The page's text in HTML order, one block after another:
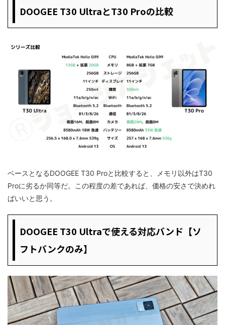
DOOGEE T30 UltraとT30 Proの比較
ベースとなるDOOGEE T30 Proと比較すると、メモリ以外はT30
Proに劣るか同等だ。この程度の差であれば、価格の安さで決めれ
ばいいと思う。
DOOGEE T30 Ultraで使える対応バンド【ソ
フトバンクのみ】